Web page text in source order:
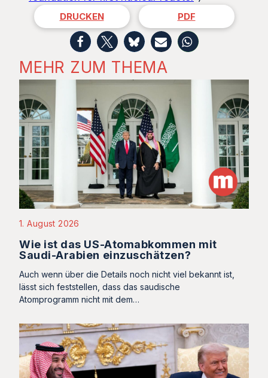
DRUCKEN PDF
MEHR ZUM THEMA
1. August 2026
Wie ist das US-Atomabkommen mit
Saudi-Arabien einzuschätzen?
Auch wenn über die Details noch nicht viel bekannt ist,
lässt sich feststellen, dass das saudische
Atomprogramm nicht mit dem…